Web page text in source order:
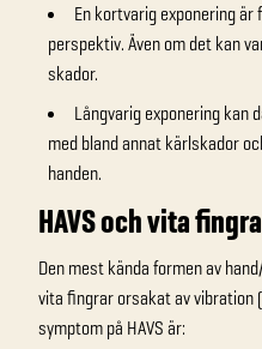
En kortvarig exponering
perspektiv. Även om det kan
skador.
Långvarig exponering
med bland annat kärlskador
handen.
HAVS och vita
Den mest kända formen av
vita fingrar orsakat av vibration
symptom på HAVS är: